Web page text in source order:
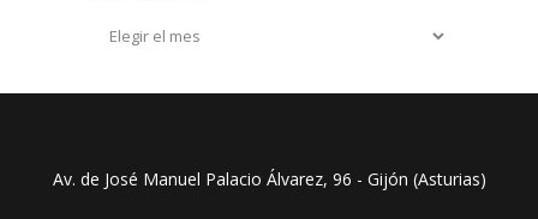
Archivos
Av. de José Manuel Palacio Álvarez, 96 - Gijón (Asturias)